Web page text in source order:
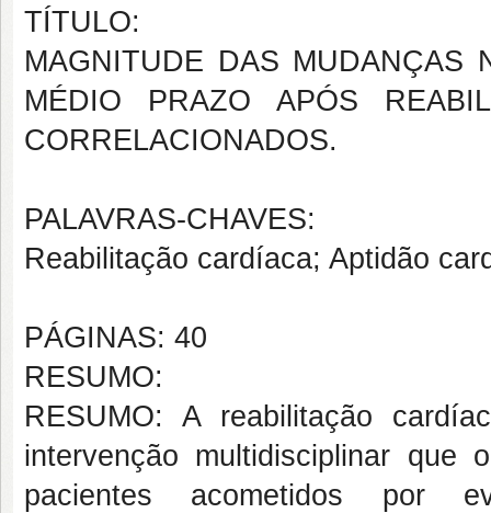
TÍTULO:
MAGNITUDE DAS MUDANÇAS
MÉDIO PRAZO APÓS
CORRELACIONADOS.
PALAVRAS-CHAVES:
Reabilitação cardíaca; Aptidão
PÁGINAS: 40
RESUMO:
RESUMO: A reabilitação
intervenção multidisciplinar que
pacientes acometidos por